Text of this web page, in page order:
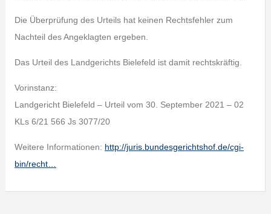
Die Überprüfung des Urteils hat keinen Rechtsfehler zum
Nachteil des Angeklagten ergeben.
Das Urteil des Landgerichts Bielefeld ist damit rechtskräftig.
Vorinstanz:
Landgericht Bielefeld – Urteil vom 30. September 2021 – 02
KLs 6/21 566 Js 3077/20
Weitere Informationen: http://juris.bundesgerichtshof.de/cgi-
bin/recht…